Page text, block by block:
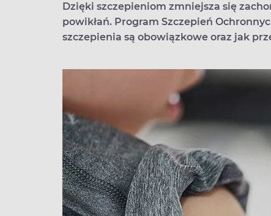
Dzięki szczepieniom zmniejsza się
powikłań. Program Szczepień
szczepienia są obowiązkowe oraz jak